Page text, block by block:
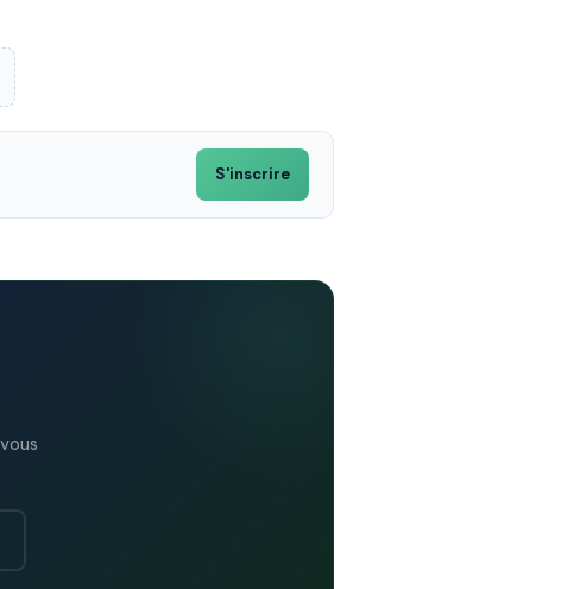
S'inscrire
vous